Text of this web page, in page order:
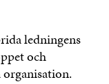
ledningens
och